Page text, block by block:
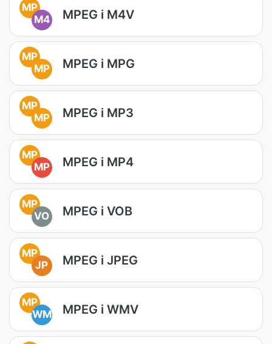
MP
M4
MPEG i M4V
MP
MP
MPEG i MPG
MP
MP
MPEG i MP3
MP
MP
MPEG i MP4
MP
VO
MPEG i VOB
MP
JP
MPEG i JPEG
MP
WM
MPEG i WMV